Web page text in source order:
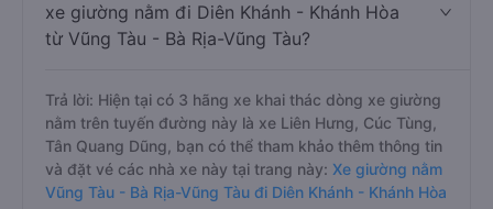
xe giường nằm đi Diên Khánh - Khánh Hòa
từ Vũng Tàu - Bà Rịa-Vũng Tàu?
Trả lời: Hiện tại có 3 hãng xe khai thác dòng xe giường
nằm trên tuyến đường này là xe Liên Hưng, Cúc Tùng,
Tân Quang Dũng, bạn có thể tham khảo thêm thông tin
và đặt vé các nhà xe này tại trang này: Xe giường nằm
Vũng Tàu - Bà Rịa-Vũng Tàu đi Diên Khánh - Khánh Hòa